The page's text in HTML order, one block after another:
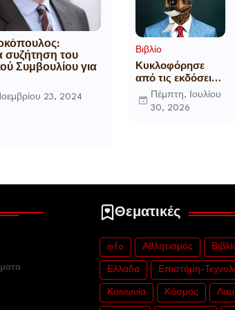
συζήτηση του
Συμβουλίου για
23, 2024
Βιβλίο
Κυκλοφόρησε
από τις εκδόσεις
Gema το
μυθιστόρημα του
Πέμπτη, Ιουλίου
30, 2026
Θεματικές
info Αθλητισμός
Ελλάδα Επιστήμη-
Κοινωνία Κόσμος